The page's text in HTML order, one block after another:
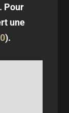
Pour
une
).